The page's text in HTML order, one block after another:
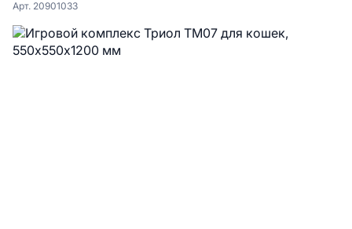
Арт. 20901033